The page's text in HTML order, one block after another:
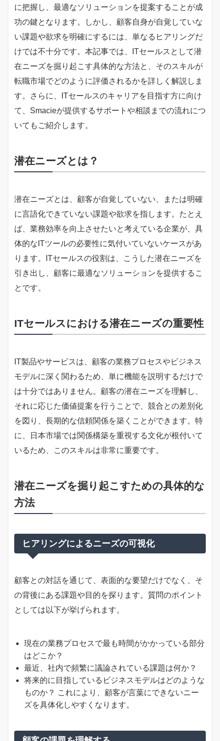
に把握し、最適なソリューションを提案することが成
功の鍵となります。しかし、顧客自身が自覚していな
い課題や欲求を明確にするには、単なるヒアリングだ
けでは不十分です。本記事では、ITセールスとして潜
在ニーズを掘り起こす具体的な方法と、そのスキルが
転職市場でどのように評価されるかを詳しく解説しま
す。さらに、ITセールスのキャリアを目指す方に向け
て、Smacieが提供するサポートや相談までの流れにつ
いてもご紹介します。
潜在ニーズとは？
潜在ニーズとは、顧客が自覚していない、または明確
に言語化できていない課題や欲求を指します。たとえ
ば、業務効率を向上させたいと考えている企業が、具
体的なITツールの必要性に気付いていないケースがあ
ります。ITセールスの役割は、こうした潜在ニーズを
引き出し、顧客に最適なソリューションを提供するこ
とです。
ITセールスにおける潜在ニーズの重要性
IT製品やサービスは、顧客の業務プロセスやビジネス
モデルに深く関わるため、単に機能を説明するだけで
は十分ではありません。顧客の潜在ニーズを理解し、
それに応じた価値提案を行うことで、競合との差別化
を図り、長期的な信頼関係を築くことができます。特
に、日本市場では関係構築を重視する文化が根付いて
いるため、このスキルは非常に重要です。
潜在ニーズを掘り起こすための具体的な
方法
ヒアリングによるニーズの可視化
顧客との対話を通じて、表面的な要望だけでなく、そ
の背後にある課題や目的を探ります。質問のポイント
としては以下が挙げられます。
現在の業務プロセスで最も時間がかかっている部分
はどこか？
最近、社内で頻繁に議論されている課題は何か？
将来的に目指しているビジネスモデルはどのような
ものか？ これにより、顧客が言葉にできないニー
ズを具体化しやすくなります。